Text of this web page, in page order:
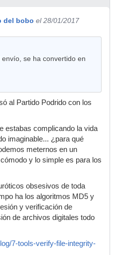
del bobo el 28/01/2017
se ha convertido en
al Partido Podrido con los
estabas complicando la vida
imaginable... ¿para qué
meternos en un
y lo simple es para los
obsesivos de toda
ha los algoritmos MD5 y
y verificación de
de archivos digitales todo
7-tools-verify-file-integrity-